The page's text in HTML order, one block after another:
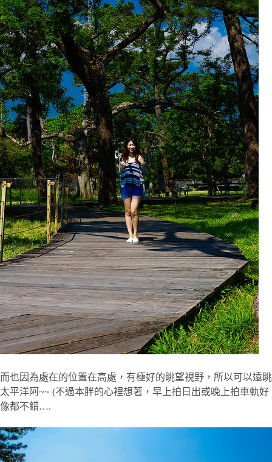
而也因為處在的位置在高處，有極好的眺望視野，所以可以遠眺
太平洋阿~~ (不過本胖的心裡想著，早上拍日出或晚上拍車軌好
像都不錯….